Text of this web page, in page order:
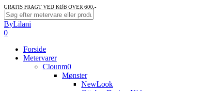
Skip
to
main
content
GRATIS FRAGT VED KØB OVER 600,-
Close
Search
ByLilani
search
account
0
Forside
Metervarer
Clounm0
Mønster
NewLook